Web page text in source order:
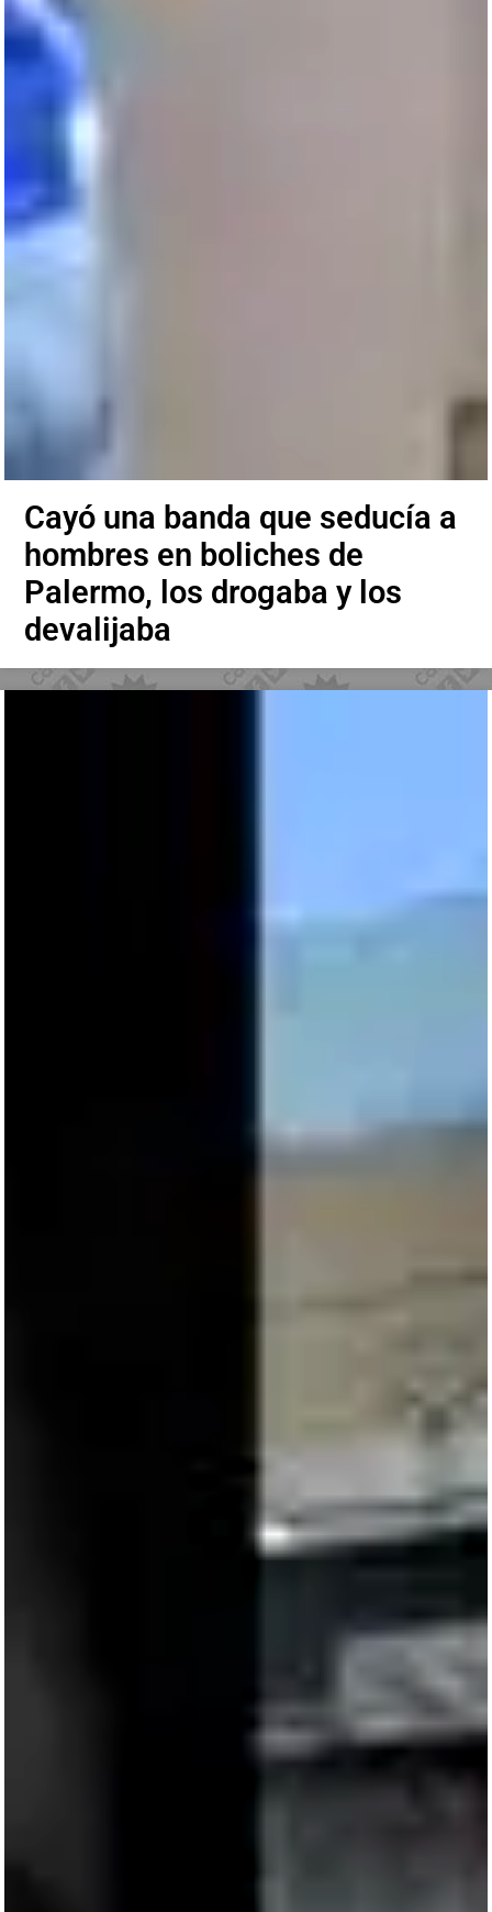
Cayó una banda que seducía a
hombres en boliches de
Palermo, los drogaba y los
devalijaba